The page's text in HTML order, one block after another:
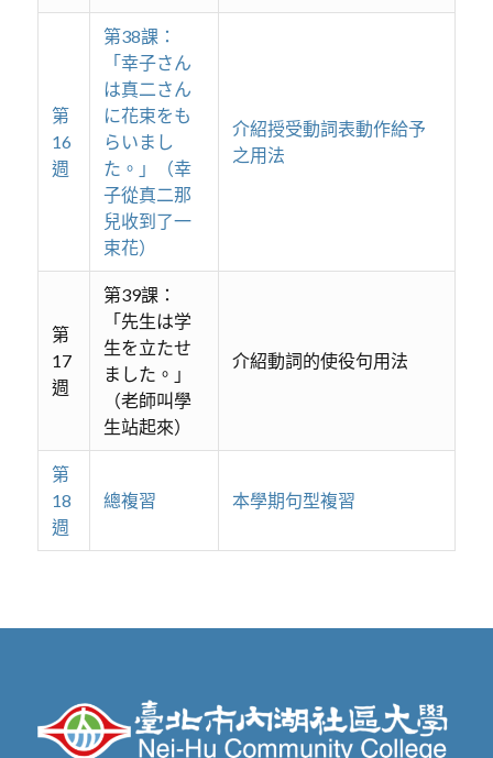
第
16
週
第38課：
「幸子さん
は真二さん
に花束をも
らいまし
た。」（幸
子從真二那
兒收到了一
束花）
介紹授受動詞表動作給予
之用法
第
17
週
第39課：
「先生は学
生を立たせ
ました。」
（老師叫學
生站起來）
介紹動詞的使役句用法
第
18
週
總複習 本學期句型複習